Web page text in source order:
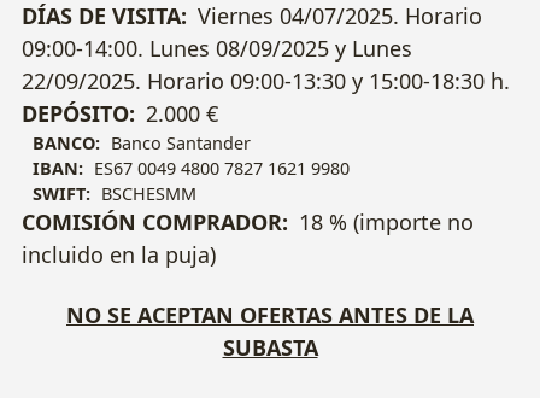
DÍAS DE VISITA: Viernes 04/07/2025. Horario
09:00-14:00. Lunes 08/09/2025 y Lunes
22/09/2025. Horario 09:00-13:30 y 15:00-18:30 h.
DEPÓSITO: 2.000 €
BANCO: Banco Santander
IBAN: ES67 0049 4800 7827 1621 9980
SWIFT: BSCHESMM
COMISIÓN COMPRADOR: 18 % (importe no
incluido en la puja)
NO SE ACEPTAN OFERTAS ANTES DE LA
SUBASTA